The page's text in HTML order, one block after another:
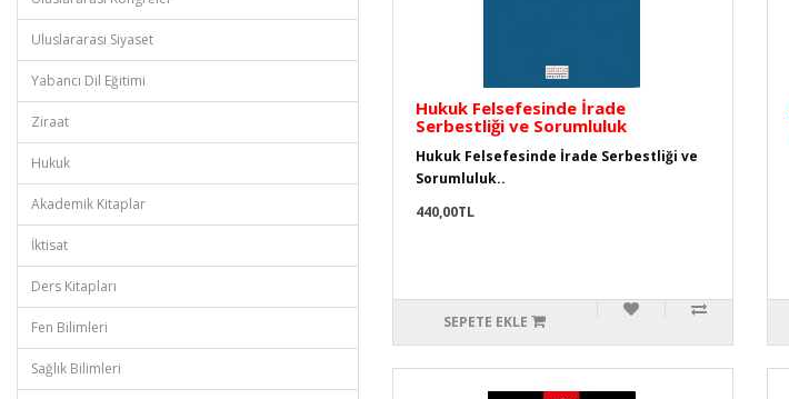
Uluslararası Siyaset
Yabancı Dil Eğitimi
Ziraat
Hukuk
Akademik Kitaplar
İktisat
Ders Kitapları
Fen Bilimleri
Sağlık Bilimleri
Hukuk Felsefesinde İrade
Serbestliği ve Sorumluluk
Hukuk Felsefesinde İrade Serbestliği ve
Sorumluluk..
440,00TL
SEPETE EKLE